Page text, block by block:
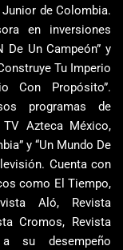
de Colombia.
en inversiones
De Un Campeón” y
Tu Imperio
Con Propósito”.
programas de
Azteca México,
y “Un Mundo De
Cuenta con
como El Tiempo,
Aló, Revista
Cromos, Revista
su desempeño